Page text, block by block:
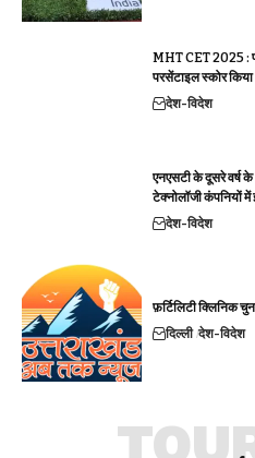
MHT CET 2025 :
परसेंटाइल स्कोर किया
देश-विदेश
एनएसटी के दूसरे वर्ष के
टेक्नोलॉजी कंपनियों में
देश-विदेश
फ़र्टिलिटी क्लिनिक
दिल्ली देश-विदेश